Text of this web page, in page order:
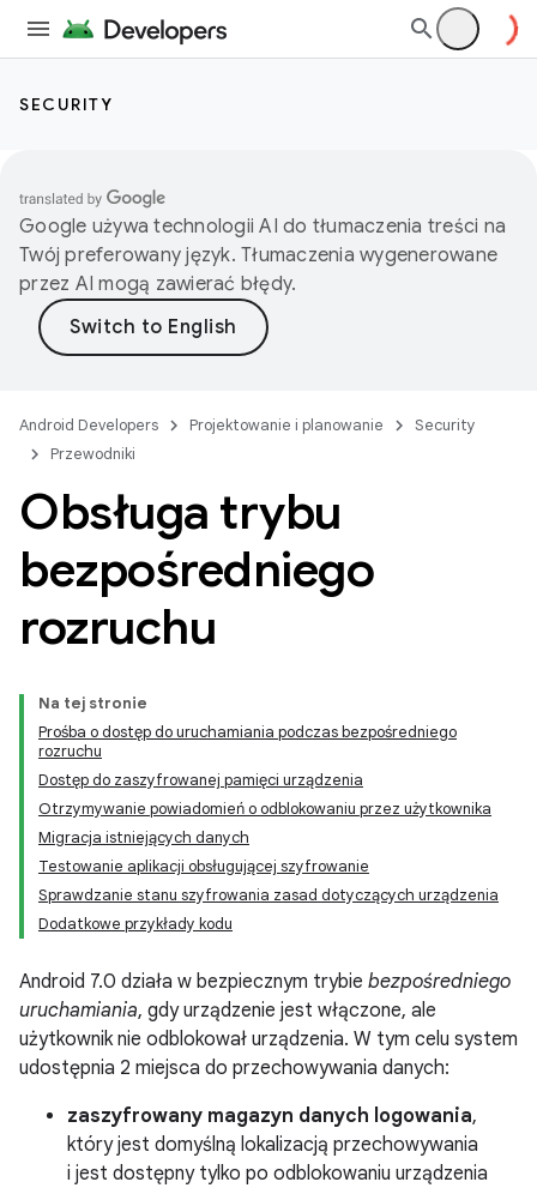
SECURITY
Google używa technologii AI do tłumaczenia treści na
Twój preferowany język. Tłumaczenia wygenerowane
przez AI mogą zawierać błędy.
Android Developers Projektowanie i planowanie
Security
Przewodniki
Obsługa trybu
bezpośredniego
rozruchu
Na tej stronie
Prośba o dostęp do uruchamiania podczas bezpośredniego
rozruchu
Dostęp do zaszyfrowanej pamięci urządzenia
Otrzymywanie powiadomień o odblokowaniu przez użytkownika
Migracja istniejących danych
Testowanie aplikacji obsługującej szyfrowanie
Sprawdzanie stanu szyfrowania zasad dotyczących urządzenia
Dodatkowe przykłady kodu
Android 7.0 działa w bezpiecznym trybie bezpośredniego
uruchamiania, gdy urządzenie jest włączone, ale
użytkownik nie odblokował urządzenia. W tym celu system
udostępnia 2 miejsca do przechowywania danych:
zaszyfrowany magazyn danych logowania,
który jest domyślną lokalizacją przechowywania
i jest dostępny tylko po odblokowaniu urządzenia